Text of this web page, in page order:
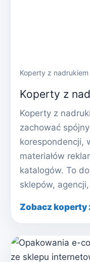
Koperty z nadrukiem
Koperty z
Koperty z
zachować
korespondencji,
materiałów
katalogów. To
sklepów,
Zobacz koperty